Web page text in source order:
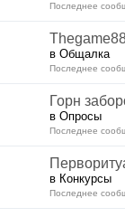
Последнее
в Общалка
Последнее
Горн
в Опросы
Последнее
в Конкурсы
Последнее